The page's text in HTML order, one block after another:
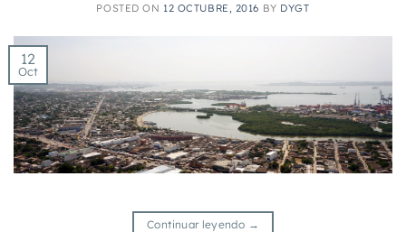
POSTED ON 12 OCTUBRE, 2016 BY DYGT
12
Oct
Continuar leyendo →